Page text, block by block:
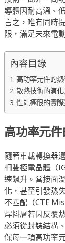
導體因耐高溫、
言之，唯有同時
限，滿足未來電
內容目錄
高功率元件的
散熱技術的演
性能極限的實
高功率元
隨著車載轉換器
柵雙極電晶體（
速飆升。當接面
化，甚至引發熱
不匹配（CTE
焊料層若因反覆
必須從封裝結構
保每一項高功率